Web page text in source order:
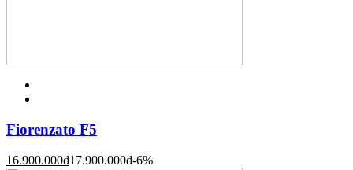
Fiorenzato F5
16.900.000đ17.900.000đ-6%